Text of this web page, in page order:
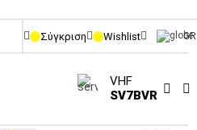
Σύγκριση Wishlist GR
VHF
SV7BVR